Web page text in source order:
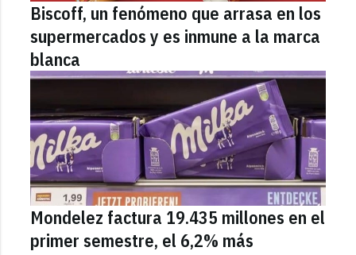
Biscoff, un fenómeno que arrasa en los
supermercados y es inmune a la marca
blanca
Mondelez factura 19.435 millones en el
primer semestre, el 6,2% más